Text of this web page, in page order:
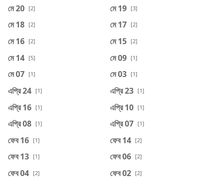
মে 20 [2] মে 19 [3]
মে 18 [2] মে 17 [2]
মে 16 [2] মে 15 [2]
মে 14 [5] মে 09 [1]
মে 07 [1] মে 03 [1]
এপ্রি 24 [1] এপ্রি 23 [1]
এপ্রি 16 [1] এপ্রি 10 [1]
এপ্রি 08 [1] এপ্রি 07 [1]
ফেব 16 [1] ফেব 14 [2]
ফেব 13 [1] ফেব 06 [2]
ফেব 04 [2] ফেব 02 [2]